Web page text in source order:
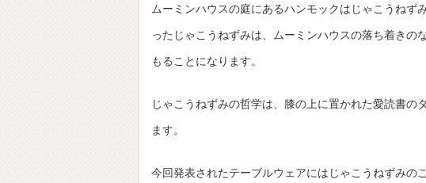
ムーミンハウスの庭にあるハンモックはじゃこうねず
ったじゃこうねずみは、ムーミンハウスの落ち着きの
もることになります。
じゃこうねずみの哲学は、膝の上に置かれた愛読書
ます。
今回発表されたテーブルウェアにはじゃこうねずみの